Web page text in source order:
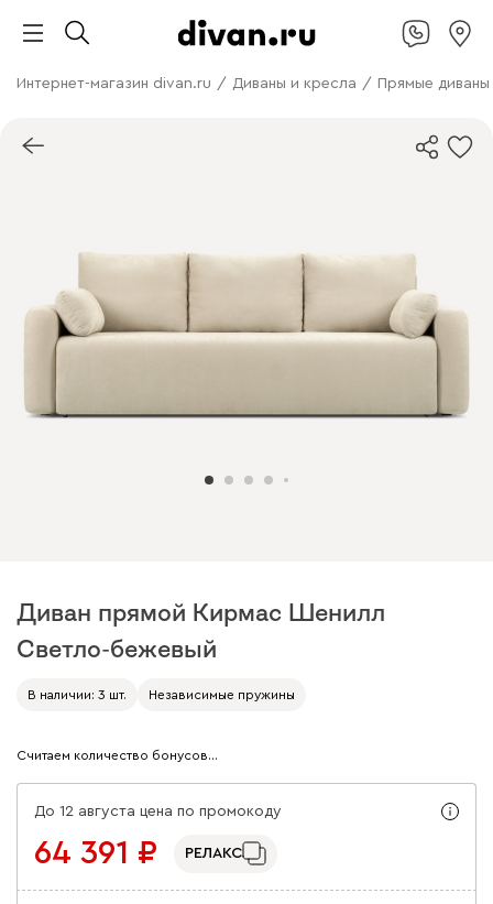
Интернет-магазин divan.ru / Диваны и кресла / Прямые диваны
Диван прямой Кирмас Шенилл
Светло-бежевый
В наличии: 3 шт. Независимые пружины
Считаем количество бонусов…
До 12 августа цена по промокоду
64 391 РЕЛАКС